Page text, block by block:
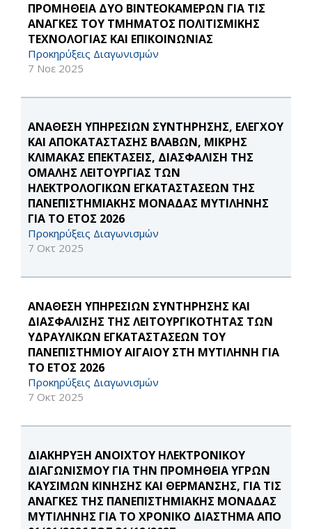
ΠΡΟΜΗΘΕΙΑ ΔΥΟ ΒΙΝΤΕΟΚΑΜΕΡΩΝ ΓΙΑ ΤΙΣ
ΑΝΑΓΚΕΣ ΤΟΥ ΤΜΗΜΑΤΟΣ ΠΟΛΙΤΙΣΜΙΚΗΣ
ΤΕΧΝΟΛΟΓΙΑΣ ΚΑΙ ΕΠΙΚΟΙΝΩΝΙΑΣ
Προκηρύξεις Διαγωνισμών
7 Νοε 2025
ΑΝΑΘΕΣΗ ΥΠΗΡΕΣΙΩΝ ΣΥΝΤΗΡΗΣΗΣ, ΕΛΕΓΧΟΥ
ΚΑΙ ΑΠΟΚΑΤΑΣΤΑΣΗΣ ΒΛΑΒΩΝ, ΜΙΚΡΗΣ
ΚΛΙΜΑΚΑΣ ΕΠΕΚΤΑΣΕΙΣ, ΔΙΑΣΦΑΛΙΣΗ ΤΗΣ
ΟΜΑΛΗΣ ΛΕΙΤΟΥΡΓΙΑΣ ΤΩΝ
ΗΛΕΚΤΡΟΛΟΓΙΚΩΝ ΕΓΚΑΤΑΣΤΑΣΕΩΝ ΤΗΣ
ΠΑΝΕΠΙΣΤΗΜΙΑΚΗΣ ΜΟΝΑΔΑΣ ΜΥΤΙΛΗΝΗΣ
ΓΙΑ ΤΟ ΕΤΟΣ 2026
Προκηρύξεις Διαγωνισμών
7 Οκτ 2025
ΑΝΑΘΕΣΗ ΥΠΗΡΕΣΙΩΝ ΣΥΝΤΗΡΗΣΗΣ ΚΑΙ
ΔΙΑΣΦΑΛΙΣΗΣ ΤΗΣ ΛΕΙΤΟΥΡΓΙΚΟΤΗΤΑΣ ΤΩΝ
ΥΔΡΑΥΛΙΚΩΝ ΕΓΚΑΤΑΣΤΑΣΕΩΝ ΤΟΥ
ΠΑΝΕΠΙΣΤΗΜΙΟΥ ΑΙΓΑΙΟΥ ΣΤΗ ΜΥΤΙΛΗΝΗ ΓΙΑ
ΤΟ ΕΤΟΣ 2026
Προκηρύξεις Διαγωνισμών
7 Οκτ 2025
ΔΙΑΚΗΡΥΞΗ ΑΝΟΙΧΤΟΥ ΗΛΕΚΤΡΟΝΙΚΟΥ
ΔΙΑΓΩΝΙΣΜΟΥ ΓΙΑ ΤΗΝ ΠΡΟΜΗΘΕΙΑ ΥΓΡΩΝ
ΚΑΥΣΙΜΩΝ ΚΙΝΗΣΗΣ ΚΑΙ ΘΕΡΜΑΝΣΗΣ, ΓΙΑ ΤΙΣ
ΑΝΑΓΚΕΣ ΤΗΣ ΠΑΝΕΠΙΣΤΗΜΙΑΚΗΣ ΜΟΝΑΔΑΣ
ΜΥΤΙΛΗΝΗΣ ΓΙΑ ΤΟ ΧΡΟΝΙΚΟ ΔΙΑΣΤΗΜΑ ΑΠΟ